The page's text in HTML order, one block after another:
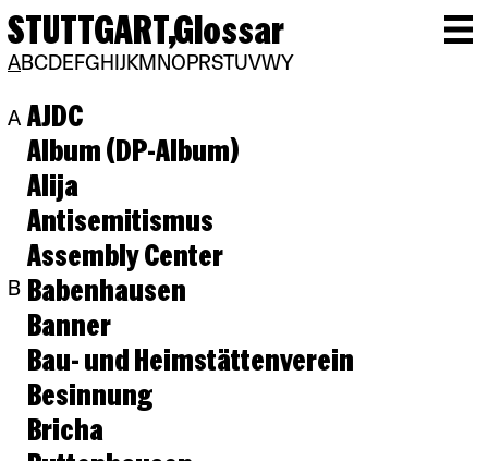
STUTTGART,Glossar
ABCDEFGH JKM NOPRSTUVWY
A AJDC
Album (DP-Album)
Alija
Antisemitismus
Assembly Center
B Babenhausen
Banner
Bau- und Heimstättenverein
Besinnung
Bricha